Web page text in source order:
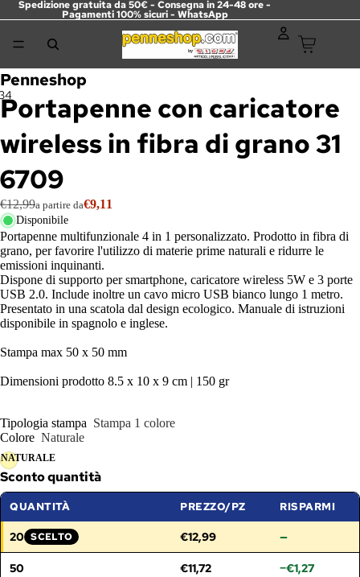
Spedizione gratuita da 50€ - Consegna in 24-48 ore -
Pagamenti 100% sicuri - WhatsApp
Penneshop
Portapenne con caricatore
wireless in fibra di grano 31
6709
€12,99a partire da€9,11
Disponibile
Portapenne multifunzionale 4 in 1 personalizzato. Prodotto in fibra di
grano, per favorire l'utilizzo di materie prime naturali e ridurre le
emissioni inquinanti.
Dispone di supporto per smartphone, caricatore wireless 5W e 3 porte
USB 2.0. Include inoltre un cavo micro USB bianco lungo 1 metro.
Presentato in una scatola dal design ecologico. Manuale di istruzioni
disponibile in spagnolo e inglese.
Stampa max 50 x 50 mm
Dimensioni prodotto 8.5 x 10 x 9 cm | 150 gr
Colore Naturale
NATURALE
Tipologia stampa Stampa 1 colore
Sconto quantità
QUANTITÀ PREZZO/PZ RISPARMI
20 FASCIA SELEZIONATA:
SCELTO €12,99 —
50 €11,72 −€1,27
4